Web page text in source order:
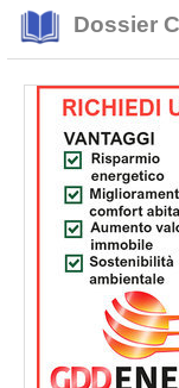
Dossier